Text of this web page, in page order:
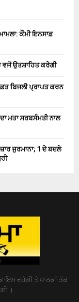
ਕੌਮੀ ਇਨਸਾਫ਼
ਵਜੋਂ ਉਤਸ਼ਾਹਿਤ ਕਰੇਗੀ
ਬਿਜਲੀ ਪ੍ਰਾਪਤ ਕਰਨ
ਮਤਾ ਸਰਬਸੰਮਤੀ ਨਾਲ
ਜੁਰਮਾਨਾ; 1 ਦੇ ਬਦਲੇ
ਰਹੇਗੀ ਤੇ ਪਾਠਕਾਂ ਤੱਕ
।